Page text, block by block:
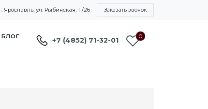
г. Ярославль, ул. Рыбинская, 11/26 Заказать звонок
БЛОГ
+7 (4852) 71-32-01 0